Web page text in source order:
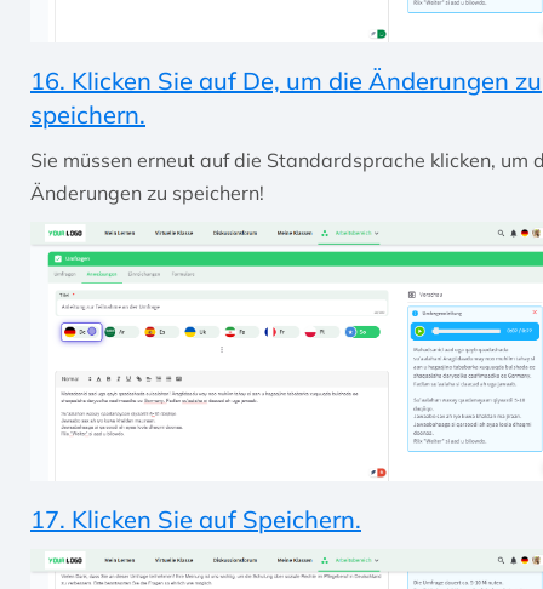
16. Klicken Sie auf De, um die Änderungen zu
speichern.
Sie müssen erneut auf die Standardsprache klicken, um
Änderungen zu speichern!
17. Klicken Sie auf Speichern.